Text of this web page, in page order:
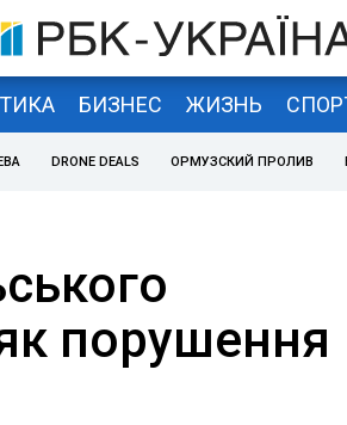
БИЗНЕС ЖИЗНЬ
DRONE DEALS ОРМУЗСКИЙ ПРОЛИВ
порушення